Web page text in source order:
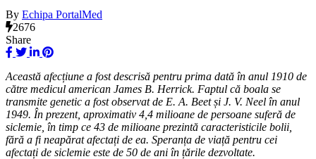
By Echipa PortalMed
2676
Share
Această afecțiune a fost descrisă pentru prima dată în anul 1910 de
către medicul american James B. Herrick. Faptul că boala se
transmite genetic a fost observat de E. A. Beet și J. V. Neel în anul
1949. În prezent, aproximativ 4,4 milioane de persoane suferă de
siclemie, în timp ce 43 de milioane prezintă caracteristicile bolii,
fără a fi neapărat afectați de ea. Speranța de viață pentru cei
afectați de siclemie este de 50 de ani în țările dezvoltate.